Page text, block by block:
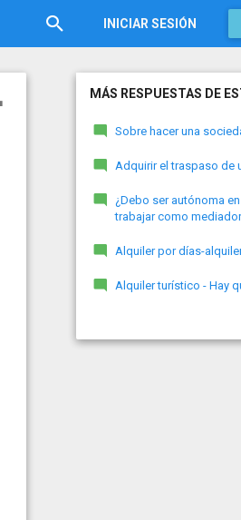
INICIAR SESIÓN
MÁS RESPUESTAS DE
Sobre hacer una
Adquirir el traspaso de
¿Debo ser autónoma
trabajar como
Alquiler por días-
Alquiler turístico - Hay